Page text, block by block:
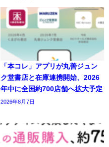
「本コレ」アプリが丸善ジュン
ク堂書店と在庫連携開始、2026
年中に全国約700店舗へ拡大予定
2026年8月7日